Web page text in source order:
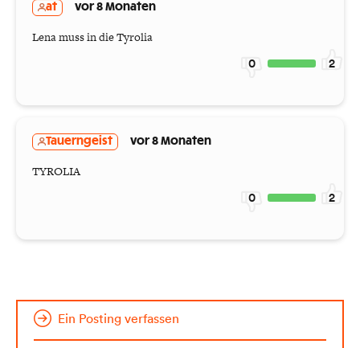
at vor 8 Monaten
Lena muss in die Tyrolia
0 2
Tauerngeist vor 8 Monaten
TYROLIA
0 2
Ein Posting verfassen